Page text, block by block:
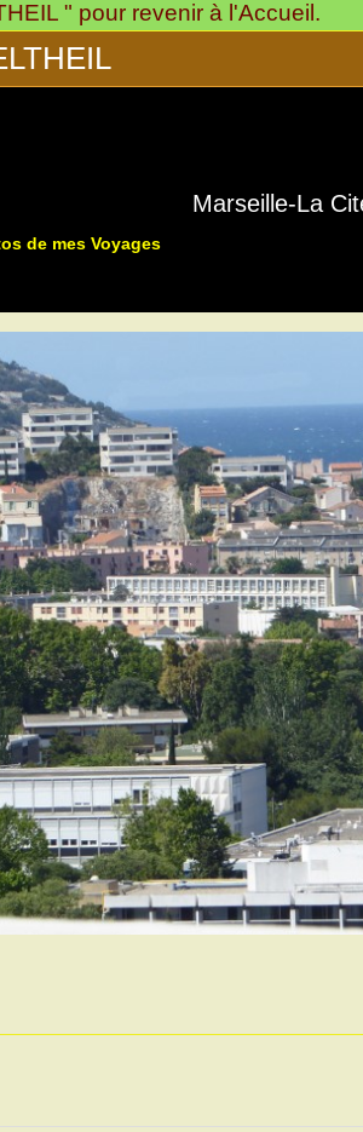
" pour revenir à l'Accueil.
Marseille-La
de mes Voyages